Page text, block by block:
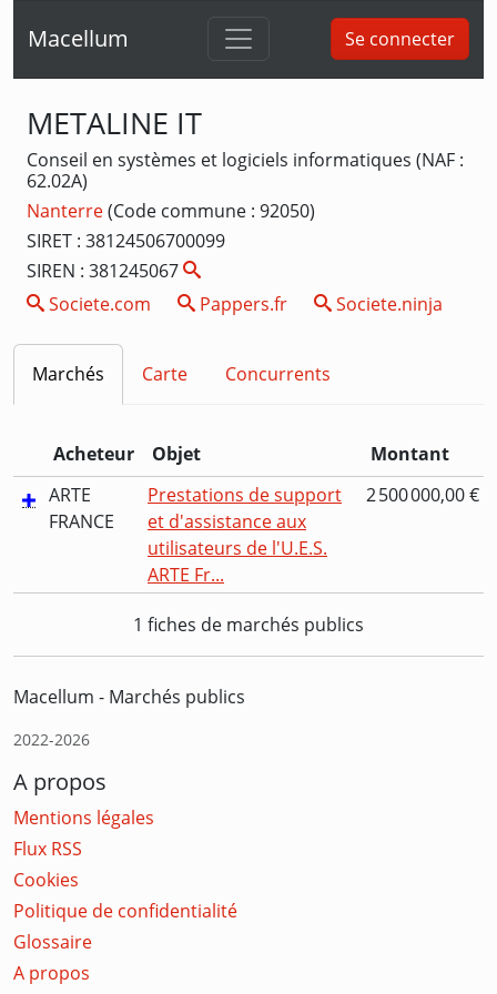
Macellum Se connecter
METALINE IT
Conseil en systèmes et logiciels informatiques (NAF :
62.02A)
Nanterre(Code commune : 92050)
SIRET : 38124506700099
SIREN : 381245067
Societe.com
Pappers.fr Societe.ninja
Marchés Carte Concurrents
Acheteur Objet
Montant
ARTE
FRANCE
Prestations de support
et d'assistance aux
utilisateurs de l'U.E.S.
ARTE Fr...
2 500 000,00 €
1 fiches de marchés publics
Macellum - Marchés publics
2022-2026
A propos
Mentions légales
Flux RSS
Cookies
Politique de confidentialité
Glossaire
A propos